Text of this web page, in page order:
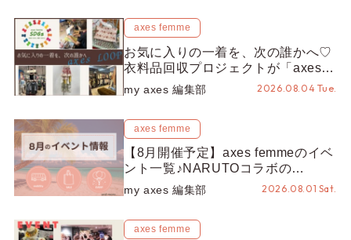
axes femme
お気に入りの一着を、次の誰かへ♡
衣料品回収プロジェクトが「axes
LOOP」にアップデート！活用する
とポイントが手に入る◎
my axes 編集部 2026.08.04 Tue.
axes femme
【8月開催予定】axes femmeのイベ
ント一覧♪NARUTOコラボの
REZEN POPUPから、プチYour
Stage.、ティーパーティまで！8月
my axes 編集部 2026.08.01 Sat.
axes femme